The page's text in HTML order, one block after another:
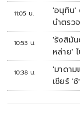
11:05 น.
'อนุทิน'
นำตรว
10:53 น.
'รังสิมั
หล่าย'
10:38 น.
'มาดาม
เชียร์ '